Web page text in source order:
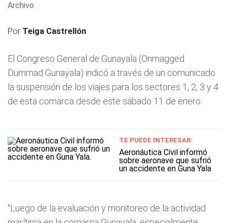
Archivo
Por Teiga Castrellón
El Congreso General de Gunayala (Onmagged
Dummad Gunayala) indicó a través de un comunicado
la suspensión de los viajes para los sectores 1, 2, 3 y 4
de esta comarca desde este sábado 11 de enero.
TE PUEDE INTERESAR:
Aeronáutica Civil informó
sobre aeronave que sufrió
un accidente en Guna Yala
"Luego de la evaluación y monitoreo de la actividad